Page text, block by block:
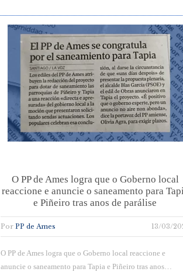
O PP de Ames logra que o Goberno local
reaccione e anuncie o saneamento para
e Piñeiro tras anos de parálise
Por PP de Ames 13/03/
O PP de Ames logra que o Goberno local reaccione e
anuncie o saneamento para Tapia e Piñeiro tras anos…